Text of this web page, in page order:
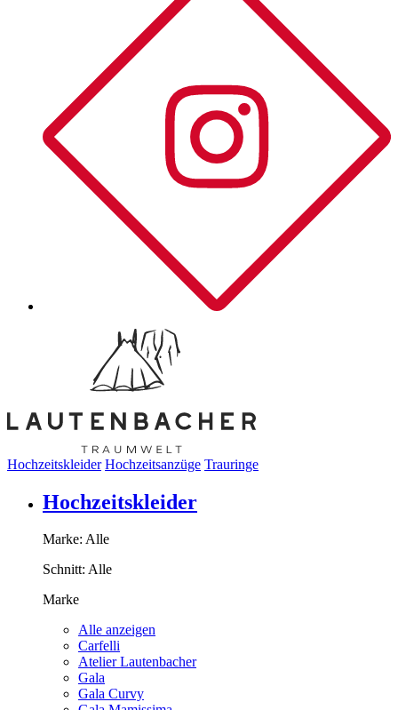
Hochzeitskleider Hochzeitsanzüge Trauringe
Hochzeitskleider
Marke: Alle
Schnitt: Alle
Marke
Alle anzeigen
Carfelli
Atelier Lautenbacher
Gala
Gala Curvy